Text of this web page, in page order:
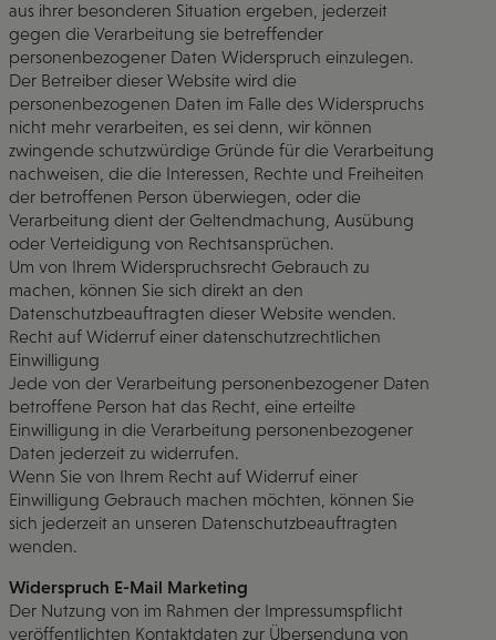
aus ihrer besonderen Situation ergeben, jederzeit
gegen die Verarbeitung sie betreffender
personenbezogener Daten Widerspruch einzulegen.
Der Betreiber dieser Website wird die
personenbezogenen Daten im Falle des Widerspruchs
nicht mehr verarbeiten, es sei denn, wir können
zwingende schutzwürdige Gründe für die Verarbeitung
nachweisen, die die Interessen, Rechte und Freiheiten
der betroffenen Person überwiegen, oder die
Verarbeitung dient der Geltendmachung, Ausübung
oder Verteidigung von Rechtsansprüchen.
Um von Ihrem Widerspruchsrecht Gebrauch zu
machen, können Sie sich direkt an den
Datenschutzbeauftragten dieser Website wenden.
Recht auf Widerruf einer datenschutzrechtlichen
Einwilligung
Jede von der Verarbeitung personenbezogener Daten
betroffene Person hat das Recht, eine erteilte
Einwilligung in die Verarbeitung personenbezogener
Daten jederzeit zu widerrufen.
Wenn Sie von Ihrem Recht auf Widerruf einer
Einwilligung Gebrauch machen möchten, können Sie
sich jederzeit an unseren Datenschutzbeauftragten
wenden.
Widerspruch E-Mail Marketing
Der Nutzung von im Rahmen der Impressumspflicht
veröffentlichten Kontaktdaten zur Übersendung von